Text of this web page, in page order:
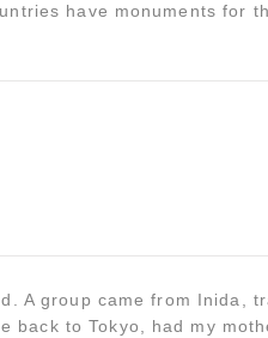
have monuments for
A group came from Inida,
back to Tokyo, had my